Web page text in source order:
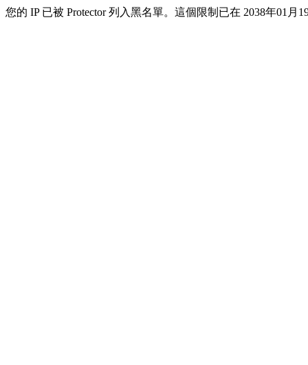
您的 IP 已被 Protector 列入黑名單。這個限制已在 2038年01月